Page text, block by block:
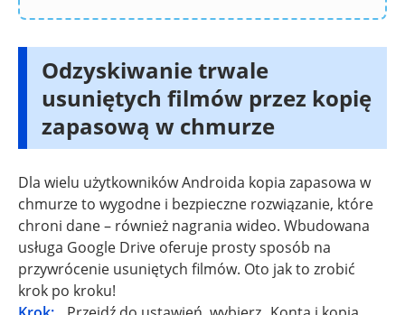
Odzyskiwanie trwale
usuniętych filmów przez kopię
zapasową w chmurze
Dla wielu użytkowników Androida kopia zapasowa w
chmurze to wygodne i bezpieczne rozwiązanie, które
chroni dane – również nagrania wideo. Wbudowana
usługa Google Drive oferuje prosty sposób na
przywrócenie usuniętych filmów. Oto jak to zrobić
krok po kroku!